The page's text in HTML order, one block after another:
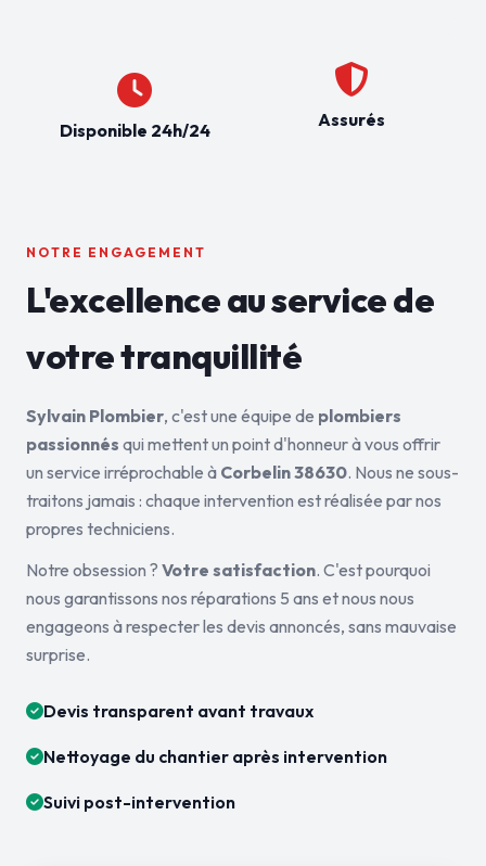
Disponible 24h/24 Assurés
NOTRE ENGAGEMENT
L'excellence au service de
votre tranquillité
Sylvain Plombier, c'est une équipe de plombiers
passionnés qui mettent un point d'honneur à vous offrir
un service irréprochable à Corbelin 38630. Nous ne sous-
traitons jamais : chaque intervention est réalisée par nos
propres techniciens.
Notre obsession ? Votre satisfaction. C'est pourquoi
nous garantissons nos réparations 5 ans et nous nous
engageons à respecter les devis annoncés, sans mauvaise
surprise.
Devis transparent avant travaux
Nettoyage du chantier après intervention
Suivi post-intervention